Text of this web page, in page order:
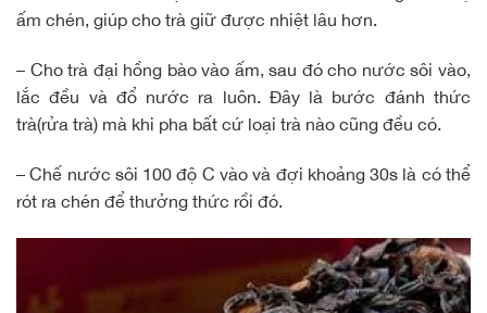
ấm chén, giúp cho trà giữ được nhiệt lâu hơn.
– Cho trà đại hồng bào vào ấm, sau đó cho nước sôi vào,
lắc đều và đổ nước ra luôn. Đây là bước đánh thức
trà(rửa trà) mà khi pha bất cứ loại trà nào cũng đều có.
– Chế nước sôi 100 độ C vào và đợi khoảng 30s là có thể
rót ra chén để thưởng thức rồi đó.